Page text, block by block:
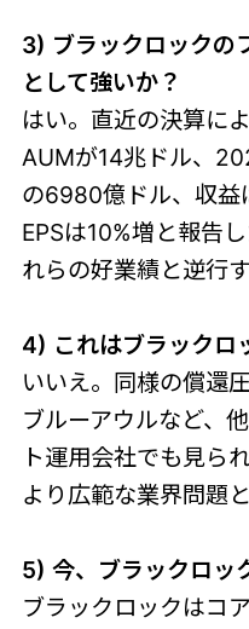
3) ブラックロックの
として強いか？
はい。直近の決算に
AUMが14兆ドル、
の6980億ドル、収益
EPSは10%増と報告
れらの好業績と逆行
4) これはブラックロ
いいえ。同様の償還
ブルーアウルなど、
ト運用会社でも見ら
より広範な業界問題
5) 今、ブラックロッ
ブラックロックはコ